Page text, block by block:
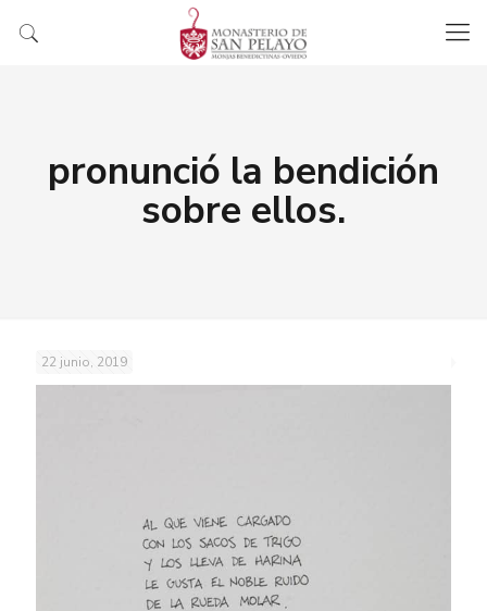
pronunció la bendición
sobre ellos.
22 junio, 2019